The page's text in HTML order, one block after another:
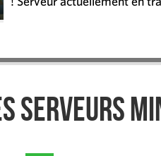
serveurs